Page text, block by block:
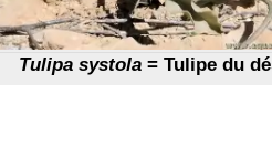
Tulipa systola= Tulipe du